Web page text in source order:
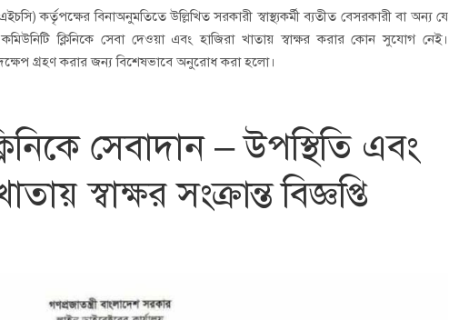
কর্তৃপক্ষের বিনাঅনুমতিতে উল্লিখিত সরকারী স্বাস্থ্যকর্মী ব্যতীত বেসরকারী বা অন্য যে
ক্লিনিকে সেবা দেওয়া এবং হাজিরা খাতায় স্বাক্ষর করার কোন সুযোগ নেই।
গ্রহণ করার জন্য বিশেষভাবে অনুরোধ করা হলো।
সেবাদান – উপস্থিতি এবং
স্বাক্ষর সংক্রান্ত বিজ্ঞপ্তি